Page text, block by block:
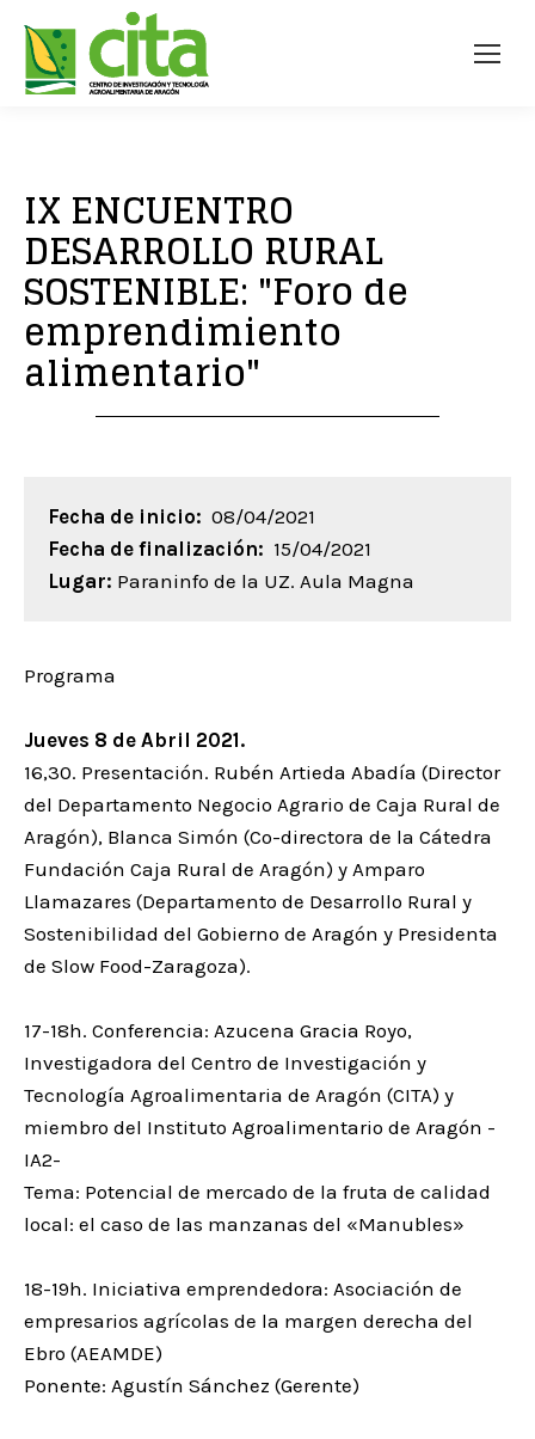
IX ENCUENTRO
DESARROLLO RURAL
SOSTENIBLE: "Foro de
emprendimiento
alimentario"
Fecha de inicio: 08/04/2021
Fecha de finalización: 15/04/2021
Lugar: Paraninfo de la UZ. Aula Magna
Programa
Jueves 8 de Abril 2021.
16,30. Presentación. Rubén Artieda Abadía (Director
del Departamento Negocio Agrario de Caja Rural de
Aragón), Blanca Simón (Co-directora de la Cátedra
Fundación Caja Rural de Aragón) y Amparo
Llamazares (Departamento de Desarrollo Rural y
Sostenibilidad del Gobierno de Aragón y Presidenta
de Slow Food-Zaragoza).
17-18h. Conferencia: Azucena Gracia Royo,
Investigadora del Centro de Investigación y
Tecnología Agroalimentaria de Aragón (CITA) y
miembro del Instituto Agroalimentario de Aragón -
IA2-
Tema: Potencial de mercado de la fruta de calidad
local: el caso de las manzanas del «Manubles»
18-19h. Iniciativa emprendedora: Asociación de
empresarios agrícolas de la margen derecha del
Ebro (AEAMDE)
Ponente: Agustín Sánchez (Gerente)